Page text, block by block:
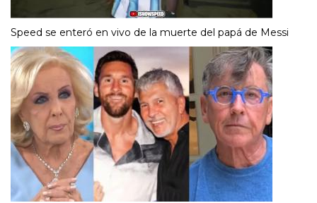
Speed se enteró en vivo de la muerte del papá de Messi